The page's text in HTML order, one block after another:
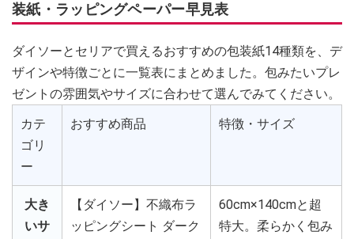
装紙・ラッピングペーパー早見表
ダイソーとセリアで買えるおすすめの包装紙14種類を、デ
ザインや特徴ごとに一覧表にまとめました。包みたいプレ
ゼントの雰囲気やサイズに合わせて選んでみてください。
カテ
ゴリ
ー
おすすめ商品 特徴・サイズ
大き
いサ
【ダイソー】不織布ラ
ッピングシート ダーク
60cm×140cmと超
特大。柔らかく包み